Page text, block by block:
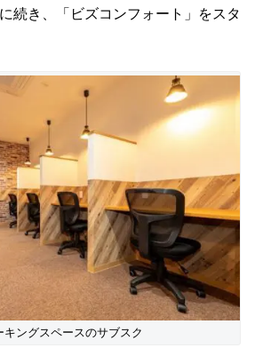
続き、「ビズコンフォート」をスタ
キングスペースのサブスク